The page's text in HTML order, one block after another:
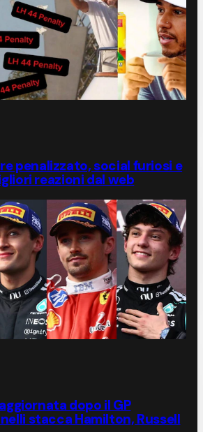
penalizzato, social furiosi e
reazioni dal web
dopo il GP
stacca Hamilton, Russell